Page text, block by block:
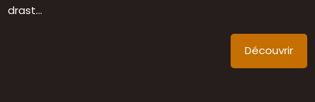
drast...
Découvrir